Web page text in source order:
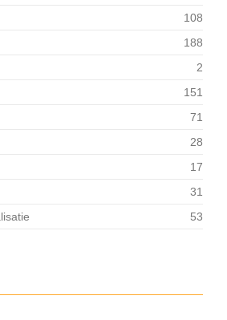
108
188
2
151
71
28
17
31
53